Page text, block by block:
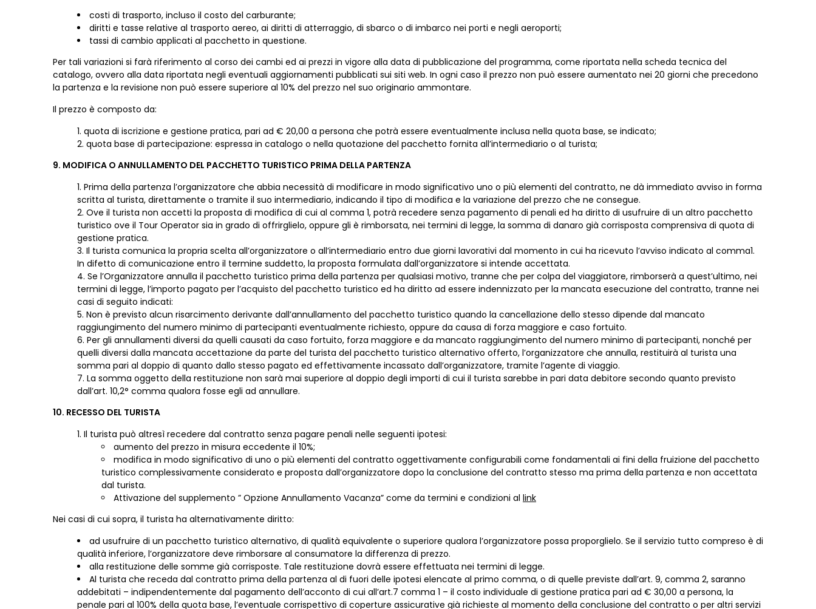
costi di trasporto, incluso il costo del carburante;
diritti e tasse relative al trasporto aereo, ai diritti di atterraggio, di sbarco o di imbarco nei porti e negli aeroporti;
tassi di cambio applicati al pacchetto in questione.
Per tali variazioni si farà riferimento al corso dei cambi ed ai prezzi in vigore alla data di pubblicazione del programma, come riportata nella scheda tecnica del
catalogo, ovvero alla data riportata negli eventuali aggiornamenti pubblicati sui siti web. In ogni caso il prezzo non può essere aumentato nei 20 giorni che precedono
la partenza e la revisione non può essere superiore al 10% del prezzo nel suo originario ammontare.
Il prezzo è composto da:
quota di iscrizione e gestione pratica, pari ad € 20,00 a persona che potrà essere eventualmente inclusa nella quota base, se indicato;
quota base di partecipazione: espressa in catalogo o nella quotazione del pacchetto fornita all’intermediario o al turista;
9. MODIFICA O ANNULLAMENTO DEL PACCHETTO TURISTICO PRIMA DELLA PARTENZA
Prima della partenza l’organizzatore che abbia necessità di modificare in modo significativo uno o più elementi del contratto, ne dà immediato avviso in forma
scritta al turista, direttamente o tramite il suo intermediario, indicando il tipo di modifica e la variazione del prezzo che ne consegue.
Ove il turista non accetti la proposta di modifica di cui al comma 1, potrà recedere senza pagamento di penali ed ha diritto di usufruire di un altro pacchetto
turistico ove il Tour Operator sia in grado di offrirglielo, oppure gli è rimborsata, nei termini di legge, la somma di danaro già corrisposta comprensiva di quota di
gestione pratica.
Il turista comunica la propria scelta all’organizzatore o all’intermediario entro due giorni lavorativi dal momento in cui ha ricevuto l’avviso indicato al comma1.
In difetto di comunicazione entro il termine suddetto, la proposta formulata dall’organizzatore si intende accettata.
Se l’Organizzatore annulla il pacchetto turistico prima della partenza per qualsiasi motivo, tranne che per colpa del viaggiatore, rimborserà a quest’ultimo, nei
termini di legge, l’importo pagato per l’acquisto del pacchetto turistico ed ha diritto ad essere indennizzato per la mancata esecuzione del contratto, tranne nei
casi di seguito indicati:
Non è previsto alcun risarcimento derivante dall’annullamento del pacchetto turistico quando la cancellazione dello stesso dipende dal mancato
raggiungimento del numero minimo di partecipanti eventualmente richiesto, oppure da causa di forza maggiore e caso fortuito.
Per gli annullamenti diversi da quelli causati da caso fortuito, forza maggiore e da mancato raggiungimento del numero minimo di partecipanti, nonché per
quelli diversi dalla mancata accettazione da parte del turista del pacchetto turistico alternativo offerto, l’organizzatore che annulla, restituirà al turista una
somma pari al doppio di quanto dallo stesso pagato ed effettivamente incassato dall’organizzatore, tramite l’agente di viaggio.
La somma oggetto della restituzione non sarà mai superiore al doppio degli importi di cui il turista sarebbe in pari data debitore secondo quanto previsto
dall’art. 10,2° comma qualora fosse egli ad annullare.
10. RECESSO DEL TURISTA
Il turista può altresì recedere dal contratto senza pagare penali nelle seguenti ipotesi:
aumento del prezzo in misura eccedente il 10%;
modifica in modo significativo di uno o più elementi del contratto oggettivamente configurabili come fondamentali ai fini della fruizione del pacchetto
turistico complessivamente considerato e proposta dall’organizzatore dopo la conclusione del contratto stesso ma prima della partenza e non accettata
dal turista.
Attivazione del supplemento ” Opzione Annullamento Vacanza” come da termini e condizioni al link
Nei casi di cui sopra, il turista ha alternativamente diritto:
ad usufruire di un pacchetto turistico alternativo, di qualità equivalente o superiore qualora l’organizzatore possa proporglielo. Se il servizio tutto compreso è di
qualità inferiore, l’organizzatore deve rimborsare al consumatore la differenza di prezzo.
alla restituzione delle somme già corrisposte. Tale restituzione dovrà essere effettuata nei termini di legge.
Al turista che receda dal contratto prima della partenza al di fuori delle ipotesi elencate al primo comma, o di quelle previste dall’art. 9, comma 2, saranno
addebitati – indipendentemente dal pagamento dell’acconto di cui all’art.7 comma 1 – il costo individuale di gestione pratica pari ad € 30,00 a persona, la
penale pari al 100% della quota base, l’eventuale corrispettivo di coperture assicurative già richieste al momento della conclusione del contratto o per altri servizi